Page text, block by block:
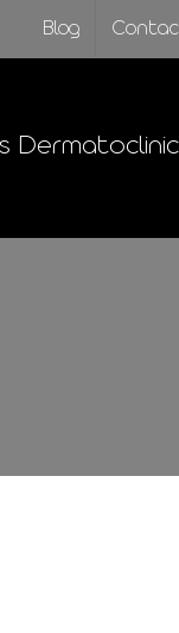
Blog
Dermatoclinic